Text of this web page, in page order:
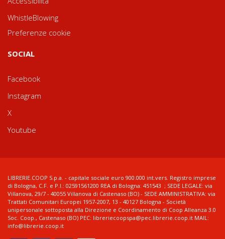
WhistleBlowing
Preferenze cookie
SOCIAL
Facebook
Instagram
X
Youtube
LIBRERIE.COOP S.p.a. - capitale sociale euro 900.000 int.vers. Registro imprese
di Bologna, C.F. e P.I.: 02591561200 REA di Bologna: 451543 ; SEDE LEGALE: via
Villanova, 29/7 - 40055 Villanova di Castenaso (BO) - SEDE AMMINISTRATIVA: via
Trattati Comunitari Europei 1957-2007, 13 - 40127 Bologna - Società
unipersonale sottoposta alla Direzione e Coordinamento di Coop Alleanza 3.0
Soc. Coop., Castenaso (BO) PEC: libreriecoopspa@pec.librerie.coop.it MAIL:
info@librerie.coop.it